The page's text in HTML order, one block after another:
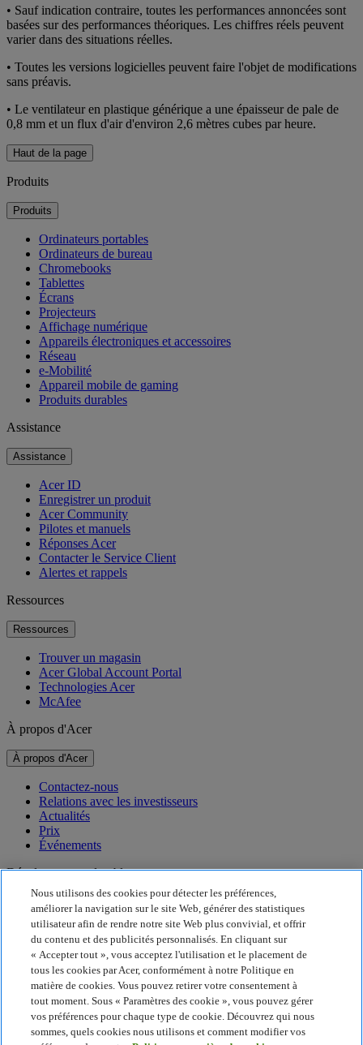
• Sauf indication contraire, toutes les performances annoncées sont
basées sur des performances théoriques. Les chiffres réels peuvent
varier dans des situations réelles.
• Toutes les versions logicielles peuvent faire l'objet de modifications
sans préavis.
• Le ventilateur en plastique générique a une épaisseur de pale de
0,8 mm et un flux d'air d'environ 2,6 mètres cubes par heure.
Haut de la page
Produits
Produits
Ordinateurs portables
Ordinateurs de bureau
Chromebooks
Tablettes
Écrans
Projecteurs
Affichage numérique
Appareils électroniques et accessoires
Réseau
e-Mobilité
Appareil mobile de gaming
Produits durables
Assistance
Assistance
Acer ID
Enregistrer un produit
Acer Community
Pilotes et manuels
Réponses Acer
Contacter le Service Client
Alertes et rappels
Ressources
Ressources
Trouver un magasin
Acer Global Account Portal
Technologies Acer
McAfee
À propos d'Acer
À propos d'Acer
Contactez-nous
Relations avec les investisseurs
Actualités
Prix
Événements
Développement durable
Développement durable
Responsabilité sociale de l'entreprise
Empreinte carbone du produit
Project Humanity
Earthion
Politique de confidentialité
Politique en matière de cookies
Mentions légales
Nous utilisons des cookies pour détecter les préférences,
améliorer la navigation sur le site Web, générer des statistiques
utilisateur afin de rendre notre site Web plus convivial, et offrir
du contenu et des publicités personnalisés. En cliquant sur
« Accepter tout », vous acceptez l'utilisation et le placement de
tous les cookies par Acer, conformément à notre Politique en
matière de cookies. Vous pouvez retirer votre consentement à
tout moment. Sous « Paramètres des cookie », vous pouvez gérer
vos préférences pour chaque type de cookie. Découvrez qui nous
sommes, quels cookies nous utilisons et comment modifier vos